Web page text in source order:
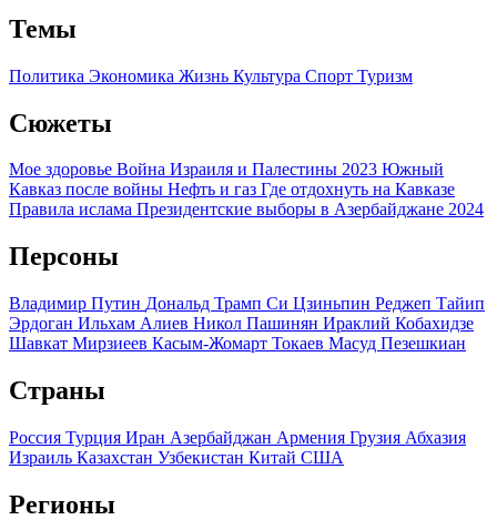
Темы
Политика Экономика Жизнь Культура Спорт Туризм
Сюжеты
Мое здоровье Война Израиля и Палестины 2023 Южный
Кавказ после войны Нефть и газ Где отдохнуть на Кавказе
Правила ислама Президентские выборы в Азербайджане 2024
Персоны
Владимир Путин Дональд Трамп Си Цзиньпин Реджеп Тайип
Эрдоган Ильхам Алиев Никол Пашинян Ираклий Кобахидзе
Шавкат Мирзиеев Касым-Жомарт Токаев Масуд Пезешкиан
Страны
Россия Турция Иран Азербайджан Армения Грузия Абхазия
Израиль Казахстан Узбекистан Китай США
Регионы